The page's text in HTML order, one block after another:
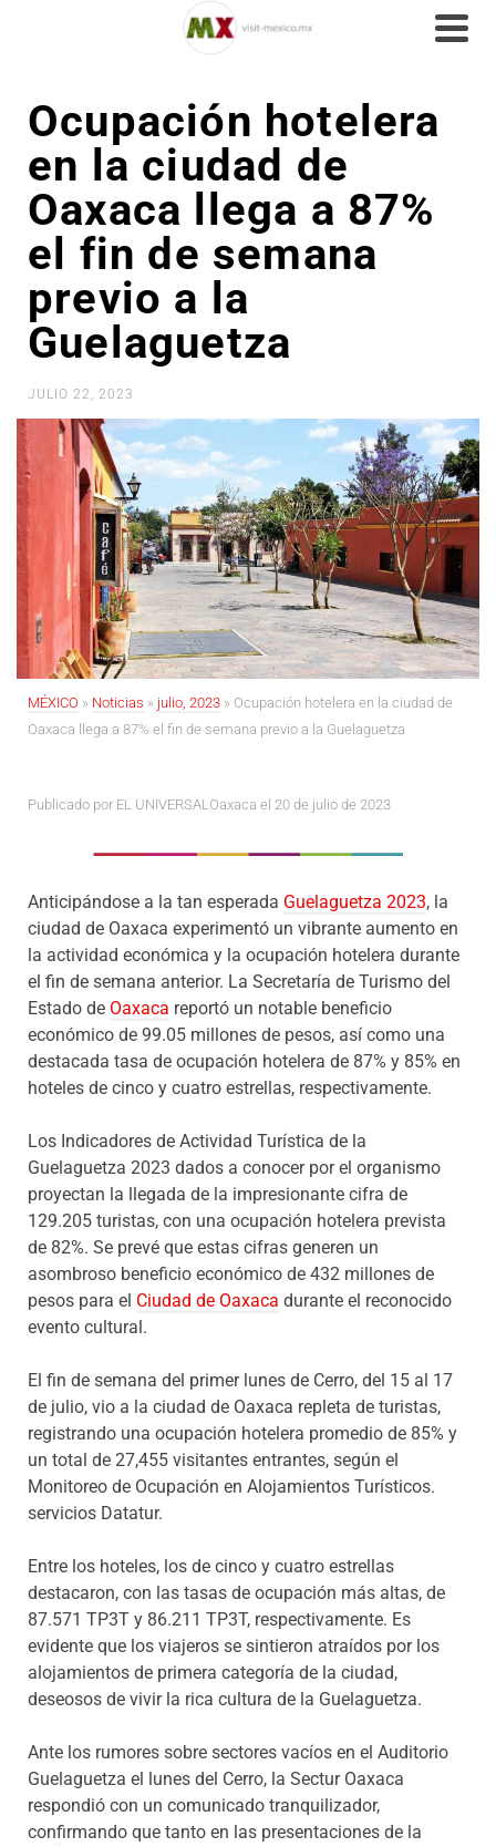
Ocupación hotelera
en la ciudad de
Oaxaca llega a 87%
el fin de semana
previo a la
Guelaguetza
JULIO 22, 2023
MÉXICO » Noticias » julio, 2023 » Ocupación hotelera en la ciudad de
Oaxaca llega a 87% el fin de semana previo a la Guelaguetza
Publicado por EL UNIVERSALOaxaca el 20 de julio de 2023
Anticipándose a la tan esperada Guelaguetza 2023, la
ciudad de Oaxaca experimentó un vibrante aumento en
la actividad económica y la ocupación hotelera durante
el fin de semana anterior. La Secretaría de Turismo del
Estado de Oaxaca reportó un notable beneficio
económico de 99.05 millones de pesos, así como una
destacada tasa de ocupación hotelera de 87% y 85% en
hoteles de cinco y cuatro estrellas, respectivamente.
Los Indicadores de Actividad Turística de la
Guelaguetza 2023 dados a conocer por el organismo
proyectan la llegada de la impresionante cifra de
129.205 turistas, con una ocupación hotelera prevista
de 82%. Se prevé que estas cifras generen un
asombroso beneficio económico de 432 millones de
pesos para el Ciudad de Oaxaca durante el reconocido
evento cultural.
El fin de semana del primer lunes de Cerro, del 15 al 17
de julio, vio a la ciudad de Oaxaca repleta de turistas,
registrando una ocupación hotelera promedio de 85% y
un total de 27,455 visitantes entrantes, según el
Monitoreo de Ocupación en Alojamientos Turísticos.
servicios Datatur.
Entre los hoteles, los de cinco y cuatro estrellas
destacaron, con las tasas de ocupación más altas, de
87.571 TP3T y 86.211 TP3T, respectivamente. Es
evidente que los viajeros se sintieron atraídos por los
alojamientos de primera categoría de la ciudad,
deseosos de vivir la rica cultura de la Guelaguetza.
Ante los rumores sobre sectores vacíos en el Auditorio
Guelaguetza el lunes del Cerro, la Sectur Oaxaca
respondió con un comunicado tranquilizador,
confirmando que tanto en las presentaciones de la